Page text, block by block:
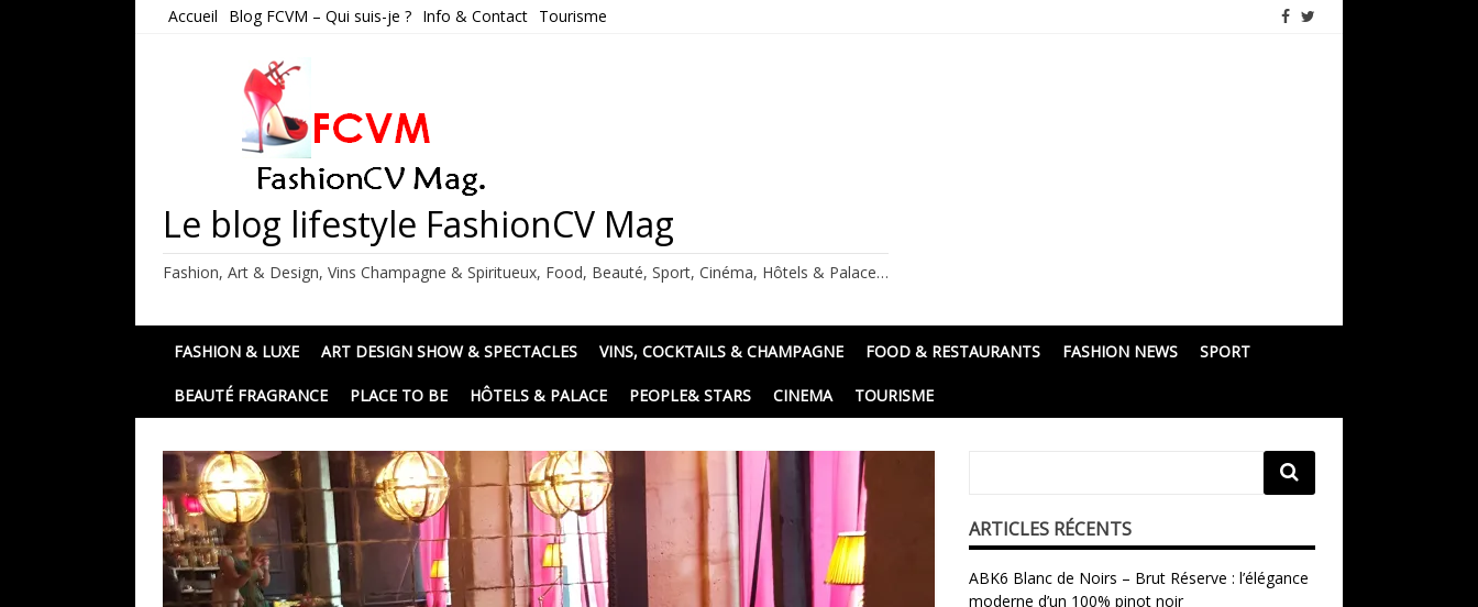
Accueil Blog FCVM – Qui suis-je ? Info & Contact Tourisme
Le blog lifestyle FashionCV Mag
Fashion, Art & Design, Vins Champagne & Spiritueux, Food, Beauté, Sport, Cinéma, Hôtels & Palace…
FASHION & LUXE ART DESIGN SHOW & SPECTACLES VINS, COCKTAILS & CHAMPAGNE FOOD & RESTAURANTS FASHION NEWS SPORT
BEAUTÉ FRAGRANCE PLACE TO BE HÔTELS & PALACE PEOPLE& STARS CINEMA TOURISME
ARTICLES RÉCENTS
ABK6 Blanc de Noirs – Brut Réserve : l’élégance
moderne d’un 100% pinot noir